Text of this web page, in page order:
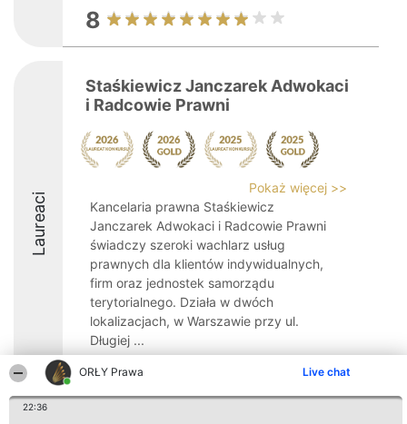
ORŁY Prawa Live chat
22:36
8
Laureaci
Staśkiewicz Janczarek Adwokaci
i Radcowie Prawni
Pokaż więcej >>
Kancelaria prawna Staśkiewicz
Janczarek Adwokaci i Radcowie Prawni
świadczy szeroki wachlarz usług
prawnych dla klientów indywidualnych,
firm oraz jednostek samorządu
terytorialnego. Działa w dwóch
lokalizacjach, w Warszawie przy ul.
Długiej ...
9.2